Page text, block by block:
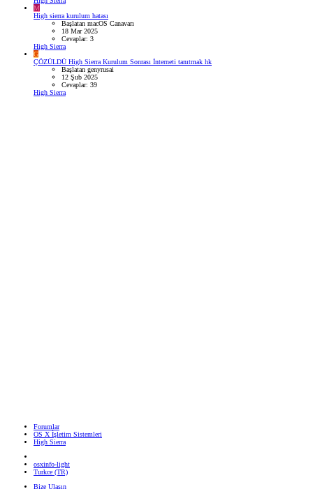
M
High sierra kurulum hatası
Başlatan macOS Canavarı
18 Mar 2025
Cevaplar: 3
High Sierra
G
ÇÖZÜLDÜ High Sierra Kurulum Sonrası İnterneti tanıtmak hk
Başlatan genyrusai
12 Şub 2025
Cevaplar: 39
High Sierra
Forumlar
OS X İşletim Sistemleri
High Sierra
osxinfo-light
Turkce (TR)
Bize Ulaşın